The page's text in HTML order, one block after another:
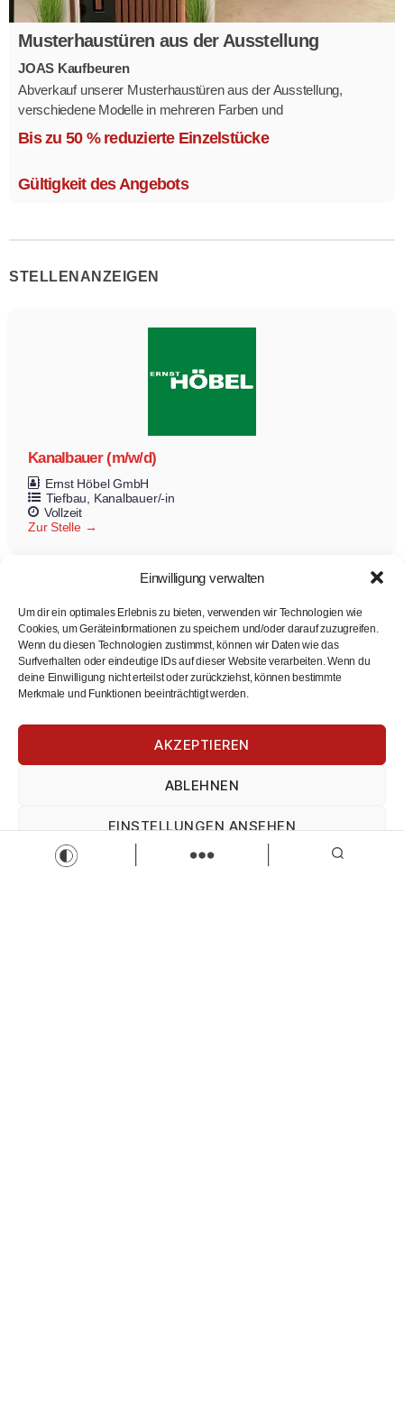
Einwilligung verwalten
Um dir ein optimales Erlebnis zu bieten, verwenden wir Technologien wie
Cookies, um Geräteinformationen zu speichern und/oder darauf zuzugreifen.
Wenn du diesen Technologien zustimmst, können wir Daten wie das
Surfverhalten oder eindeutige IDs auf dieser Website verarbeiten. Wenn du
deine Einwilligung nicht erteilst oder zurückziehst, können bestimmte
Merkmale und Funktionen beeinträchtigt werden.
AKZEPTIEREN
ABLEHNEN
EINSTELLUNGEN ANSEHEN
Impressum Impressum
Musterhaustüren aus der Ausstellung
JOAS Kaufbeuren
Abverkauf unserer Musterhaustüren aus der Ausstellung,
verschiedene Modelle in mehreren Farben und
Ausstattungsvarianten.
Bis zu 50 % reduzierte Einzelstücke
Gültigkeit des Angebots
STELLENANZEIGEN
Kanalbauer (m/w/d)
Ernst Höbel GmbH
Tiefbau
Kanalbauer/-in
Vollzeit
Zur Stelle
Load more